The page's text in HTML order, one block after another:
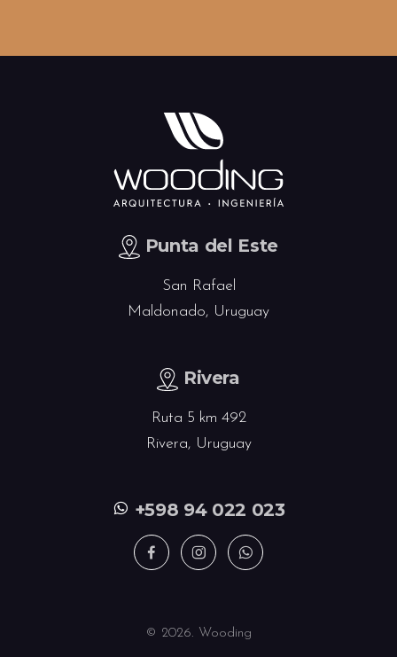
Punta del Este
San Rafael
Maldonado, Uruguay
Rivera
Ruta 5 km 492
Rivera, Uruguay
+598 94 022 023
© 2026. Wooding